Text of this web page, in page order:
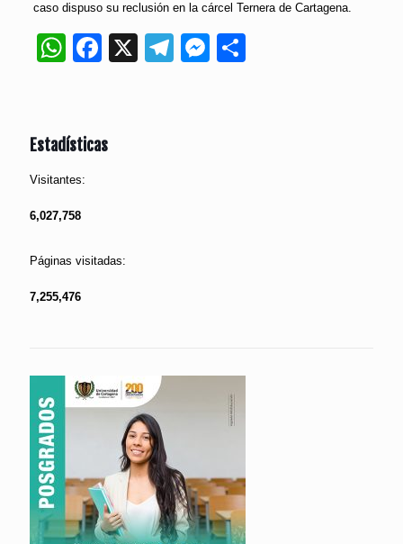
caso dispuso su reclusión en la cárcel Ternera de Cartagena.
WhatsApp
Facebook
X Telegram
Messenger
Estadísticas
Visitantes:
6,027,758
Páginas visitadas:
7,255,476